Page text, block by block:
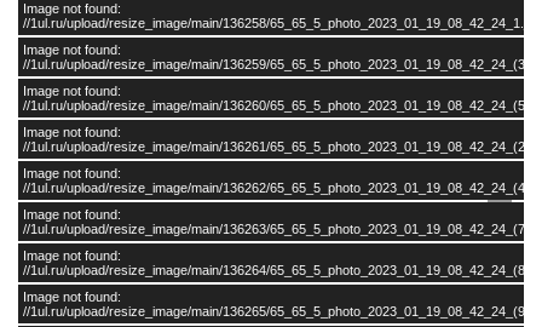
Image not found:
//1ul.ru/upload/resize_image/main/136258/65_65_5_photo_2023_01_19_08_42_24_1.jpg
Image not found:
//1ul.ru/upload/resize_image/main/136259/
Image not found:
//1ul.ru/upload/resize_image/main/136260/
Image not found:
//1ul.ru/upload/resize_image/main/136261/
Image not found:
//1ul.ru/upload/resize_image/main/136262/
Image not found:
//1ul.ru/upload/resize_image/main/136263/
Image not found:
//1ul.ru/upload/resize_image/main/136264/
Image not found:
//1ul.ru/upload/resize_image/main/136265/